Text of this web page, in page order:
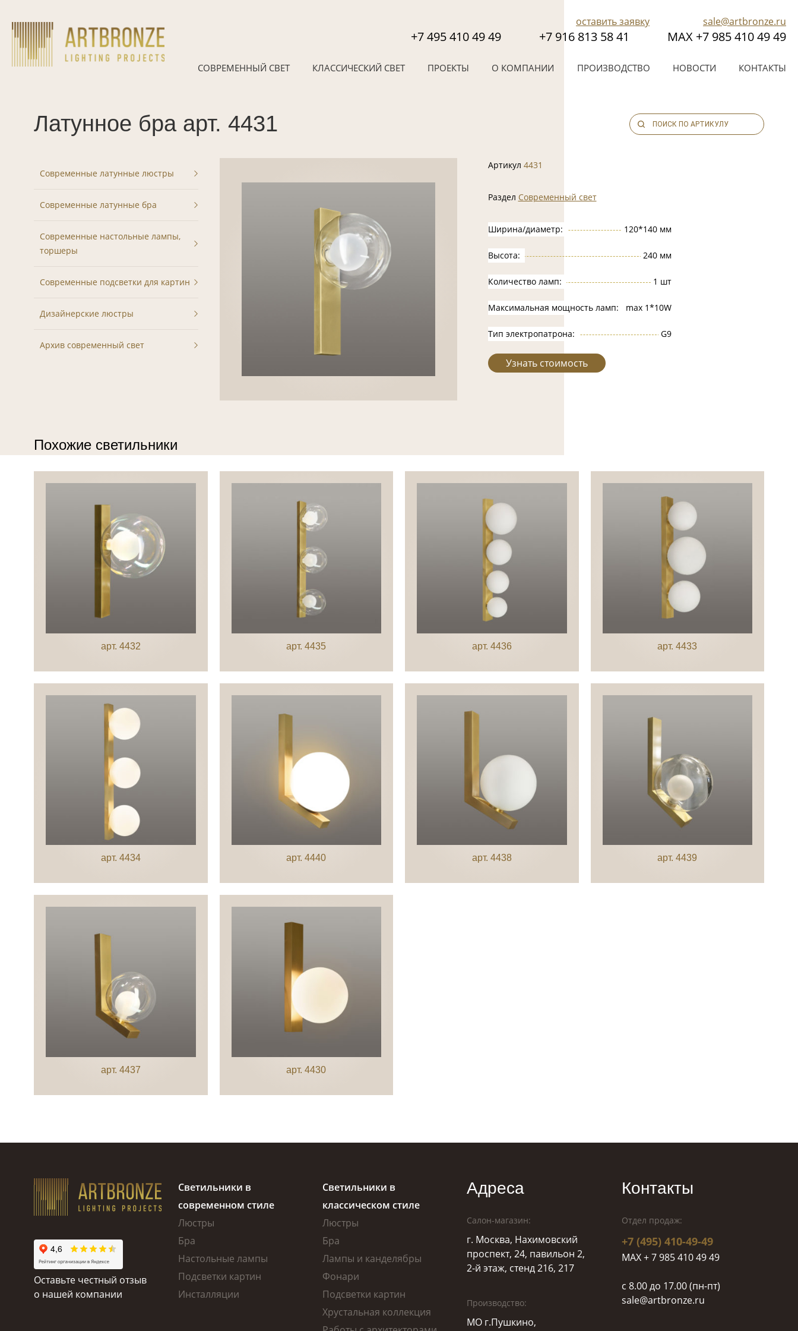
content
оставить заявку sale@artbronze.ru
+7 495 410 49 49 +7 916 813 58 41 МАХ +7 985 410 49 49
СОВРЕМЕННЫЙ СВЕТ КЛАССИЧЕСКИЙ СВЕТ ПРОЕКТЫ О КОМПАНИИ ПРОИЗВОДСТВО НОВОСТИ КОНТАКТЫ
Латунное бра арт. 4431
Современные латунные люстры
Современные латунные бра
Современные настольные лампы,
торшеры
Современные подсветки для картин
Дизайнерские люстры
Архив современный свет
Артикул 4431
Раздел Современный свет
Ширина/диаметр: 120*140 мм
Высота: 240 мм
Количество ламп: 1 шт
Максимальная мощность ламп: max 1*10W
Тип электропатрона: G9
Узнать стоимость
Похожие светильники
арт. 4432 арт. 4435 арт. 4436 арт. 4433
арт. 4434 арт. 4440 арт. 4438 арт. 4439
арт. 4437 арт. 4430
Оставьте честный отзыв
о нашей компании
Светильники в
современном стиле
Люстры
Бра
Настольные лампы
Подсветки картин
Инсталляции
Светильники в
классическом стиле
Люстры
Бра
Лампы и канделябры
Фонари
Подсветки картин
Хрустальная коллекция
Адреса
Салон-магазин:
г. Москва, Нахимовский
проспект, 24, павильон 2,
2-й этаж, стенд 216, 217
Производство:
МО г.Пушкино,
Контакты
Отдел продаж:
+7 (495) 410-49-49
MAX + 7 985 410 49 49
c 8.00 до 17.00 (пн-пт)
sale@artbronze.ru